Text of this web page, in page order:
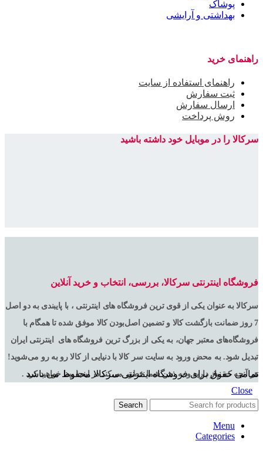
پوشاک
بهداشتی و آرایشی
راهنمای خرید
راهنمای استفاده از سایت
ثبت سفارش
ارسال سفارش
روش پرداخت
سرکالا را در موبایل خود داشته باشید
فروشگاه اینترنتی سرکالا، بررسی، انتخاب و خرید آنلاین
سرکالا به عنوان یکی از قوی ترین فروشگاه های اینترنتی ، با پایبندی به دو اصل
7 روز ضمانت بازگشت کالا و تضمین اصل‌بودن کالا موفق شده تا همگام با
فروشگاه‌های معتبر جهان، به یکی از بزرگ ترین فروشگاه های اینترنتی ایران
تبدیل شود. به محض ورود به سایت سر کالا با دنیایی از کالا رو به رو می‌شوید!
هر آنچه که نیاز دارید و به ذهن شما خطور می‌کند در اینجا پیدا خواهید کرد .
تمامی حقوق برای فروشگاه اینترنتی سرکالا محفوظ می باشد
Close
Search
Menu
Categories